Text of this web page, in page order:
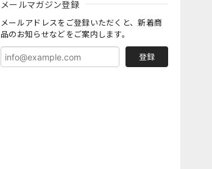
メールマガジン登録
メールアドレスをご登録いただくと、新着商
品のお知らせなどをご案内します。
登録